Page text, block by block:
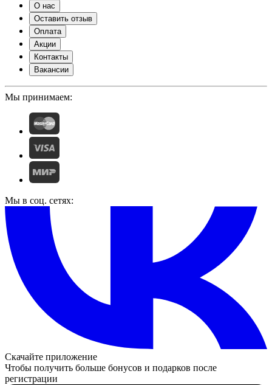
О нас
Оставить отзыв
Оплата
Акции
Контакты
Вакансии
Мы принимаем:
Мы в соц. сетях:
Скачайте приложение
Чтобы получить больше бонусов и подарков после
регистрации